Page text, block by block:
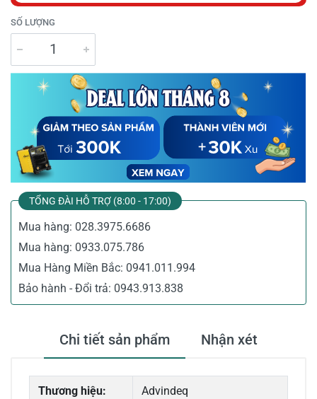
SỐ LƯỢNG
TỔNG ĐÀI HỖ TRỢ (8:00 - 17:00)
Mua hàng: 028.3975.6686
Mua hàng: 0933.075.786
Mua Hàng Miền Bắc: 0941.011.994
Bảo hành - Đổi trả: 0943.913.838
Chi tiết sản phẩm Nhận xét
Thương hiệu: Advindeq